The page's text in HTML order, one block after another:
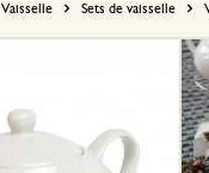
Vaisselle Sets de vaisselle